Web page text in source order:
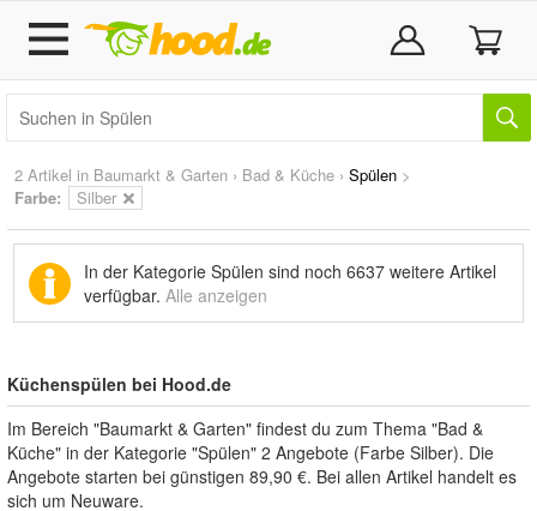
2 Artikel in Baumarkt & Garten › Bad & Küche › Spülen >
Farbe:
Silber
In der Kategorie Spülen sind noch 6637 weitere Artikel
verfügbar. Alle anzeigen
Küchenspülen bei Hood.de
Im Bereich "Baumarkt & Garten" findest du zum Thema "Bad &
Küche" in der Kategorie "Spülen" 2 Angebote (Farbe Silber). Die
Angebote starten bei günstigen 89,90 €. Bei allen Artikel handelt es
sich um Neuware.